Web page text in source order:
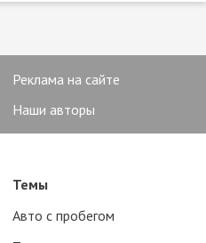
Реклама на сайте
Наши авторы
Темы
Авто с пробегом